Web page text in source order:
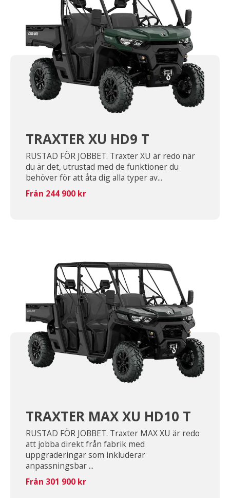
TRAXTER XU HD9 T
RUSTAD FÖR JOBBET. Traxter XU är redo när
du är det, utrustad med de funktioner du
behöver för att åta dig alla typer av...
Från 244 900 kr
TRAXTER MAX XU HD10 T
RUSTAD FÖR JOBBET. Traxter MAX XU är redo
att jobba direkt från fabrik med
uppgraderingar som inkluderar
anpassningsbar ...
Från 301 900 kr